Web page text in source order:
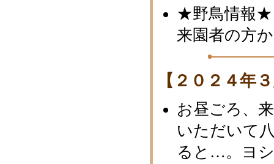
★野鳥情報★
来園者の方
【２０２４年
お昼ごろ、
いただいて
ると…。ヨ